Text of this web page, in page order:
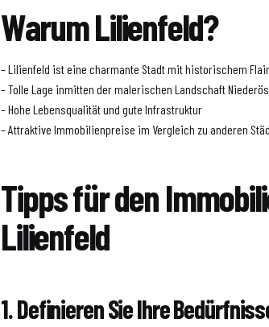
Warum Lilienfeld?
– Lilienfeld ist eine charmante Stadt mit historischem Flair
– Tolle Lage inmitten der malerischen Landschaft
– Hohe Lebensqualität und gute Infrastruktur
– Attraktive Immobilienpreise im Vergleich zu anderen
Tipps für den
Lilienfeld
1. Definieren Sie Ihre